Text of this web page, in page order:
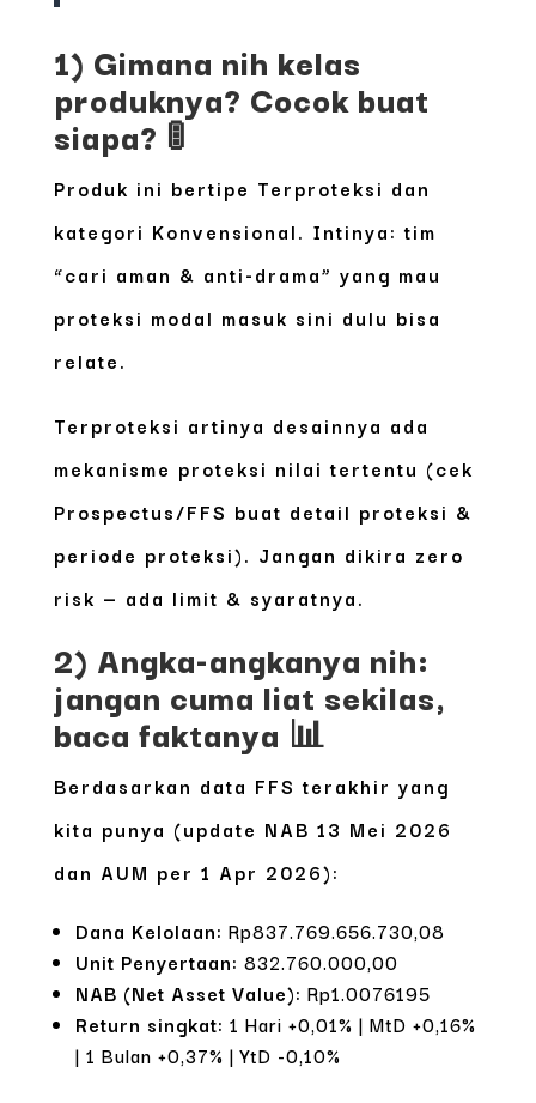
1) Gimana nih kelas
produknya? Cocok buat
siapa? 🚦
Produk ini bertipe Terproteksi dan
kategori Konvensional. Intinya: tim
“cari aman & anti-drama” yang mau
proteksi modal masuk sini dulu bisa
relate.
Terproteksi artinya desainnya ada
mekanisme proteksi nilai tertentu (cek
Prospectus/FFS buat detail proteksi &
periode proteksi). Jangan dikira zero
risk — ada limit & syaratnya.
2) Angka-angkanya nih:
jangan cuma liat sekilas,
baca faktanya 📊
Berdasarkan data FFS terakhir yang
kita punya (update NAB 13 Mei 2026
dan AUM per 1 Apr 2026):
Dana Kelolaan: Rp837.769.656.730,08
Unit Penyertaan: 832.760.000,00
NAB (Net Asset Value): Rp1.0076195
Return singkat: 1 Hari +0,01% | MtD +0,16%
| 1 Bulan +0,37% | YtD -0,10%